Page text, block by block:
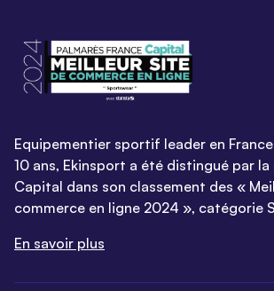
Equipementier sportif leader en
10 ans, Ekinsport a été distingué par
Capital dans son classement des «
commerce en ligne 2024 », catégorie
En savoir plus